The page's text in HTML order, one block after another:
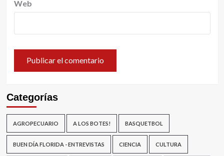
Web
Categorías
AGROPECUARIO A LOS BOTES! BASQUETBOL
BUEN DÍA FLORIDA - ENTREVISTAS CIENCIA CULTURA